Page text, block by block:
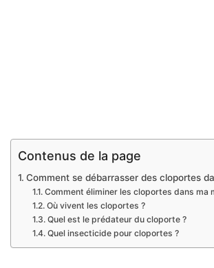
Contenus de la page
Comment se débarrasser des cloportes
Comment éliminer les cloportes dans ma
Où vivent les cloportes ?
Quel est le prédateur du cloporte ?
Quel insecticide pour cloportes ?